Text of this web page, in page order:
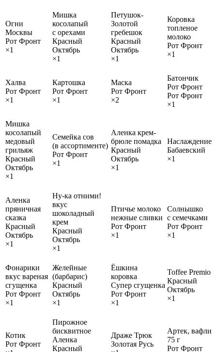
Огни
Москвы
Рот Фронт
×1
Мишка
косолапый
с орехами
Красный
Октябрь
×1
Петушок-
Золотой
гребешок
Красный
Октябрь
×1
Коровка
топленое
молоко
Рот Фронт
×1
Халва
Рот Фронт
×1
Картошка
Рот Фронт
×1
Маска
Рот Фронт
×2
Батончик
Рот Фронт
Рот Фронт
×1
Мишка
косолапый
медовый
грильяж
Красный
Октябрь
×1
Семейка сов
(в ассортименте)
Рот Фронт
×1
Аленка крем-
брюле помадка
Красный
Октябрь
×1
Наслаждение
Бабаевский
×1
Аленка
пряничная
сказка
Красный
Октябрь
×1
Ну-ка отними!
вкус
шоколадный
крем
Красный
Октябрь
×1
Птичье молоко
нежные сливки
Рот Фронт
×1
Солнышко
с семечками
Рот Фронт
×1
Фонарики
вкус вареная
сгущенка
Рот Фронт
×1
Желейные
(барбарис)
Красный
Октябрь
×1
Ёшкина
коровка
Супер сгущенка
Рот Фронт
×1
Toffee Premio
Красный
Октябрь
×1
Котик
Рот Фронт
Пирожное
бисквитное
Аленка
Красный
Драже Трюк
Золотая Русь
Артек, вафли
75 г
Рот Фронт